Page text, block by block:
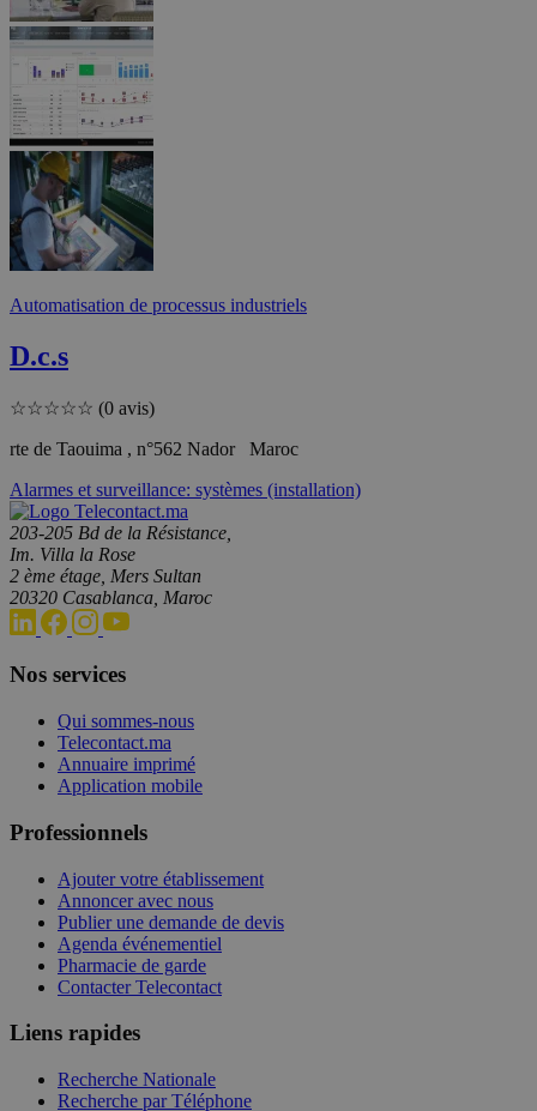
Automatisation de processus industriels
D.c.s
☆☆☆☆☆ (0 avis)
rte de Taouima , n°562 Nador Maroc
Alarmes et surveillance: systèmes (installation)
203-205 Bd de la Résistance,
Im. Villa la Rose
2 ème étage, Mers Sultan
20320 Casablanca, Maroc
Nos services
Qui sommes-nous
Telecontact.ma
Annuaire imprimé
Application mobile
Professionnels
Ajouter votre établissement
Annoncer avec nous
Publier une demande de devis
Agenda événementiel
Pharmacie de garde
Contacter Telecontact
Liens rapides
Recherche Nationale
Recherche par Téléphone